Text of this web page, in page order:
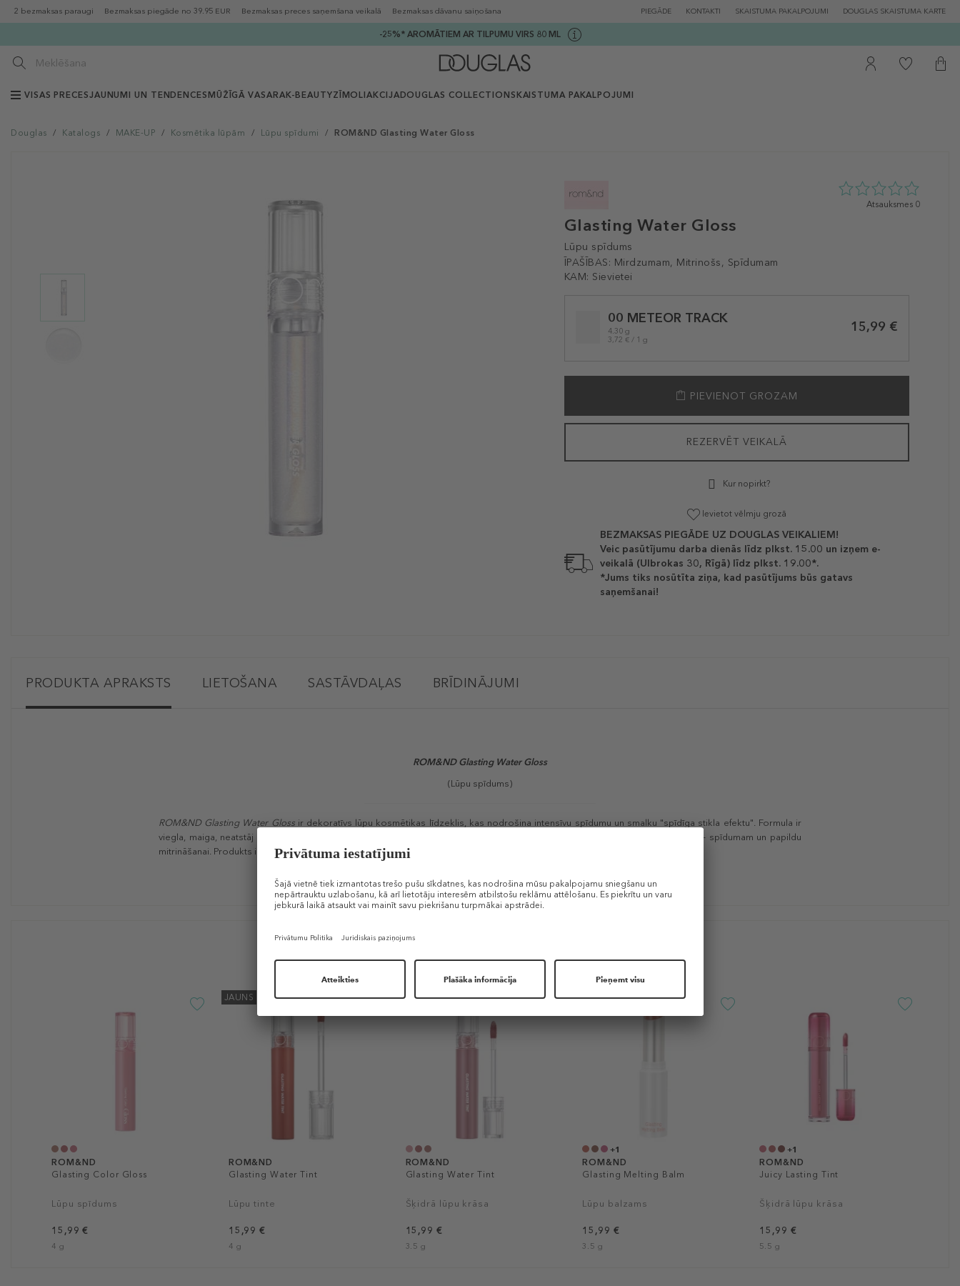
2 bezmaksas paraugi Bezmaksas piegāde no 39.95 EUR Bezmaksas preces saņemšana veikalā Bezmaksas dāvanu saiņošana PIEGĀDE KONTAKTI SKAISTUMA PAKALPOJUMI DOUGLAS SKAISTUMA KARTE
-25%* AROMĀTIEM AR TILPUMU VIRS 80 ML
VISAS PRECESJAUNUMI UN TENDENCES MŪŽĪGĀ VASARAK-BEAUTYZĪMOLIAKCIJADOUGLAS COLLECTION SKAISTUMA PAKALPOJUMI
Douglas / Katalogs / MAKE-UP / Kosmētika lūpām / Lūpu spīdumi / ROM&ND Glasting Water Gloss
Glasting Water Gloss
Lūpu spīdums
ĪPAŠĪBAS: Mirdzumam, Mitrinošs, Spīdumam
KAM: Sievietei
0
Atsauksmes 0
variation00 METEOR TRACK
4.30 g
3,72 € / 1 g
15,99 €
PIEVIENOT GROZAM
REZERVĒT VEIKALĀ
Kur nopirkt?
Ievietot vēlmju grozā
BEZMAKSAS PIEGĀDE UZ DOUGLAS VEIKALIEM!
Veic pasūtījumu darba dienās līdz plkst. 15.00 un izņem e-
veikalā (Ulbrokas 30, Rīgā) līdz plkst. 19.00*.
*Jums tiks nosūtīta ziņa, kad pasūtījums būs gatavs
saņemšanai!
PRODUKTA APRAKSTS LIETOŠANA SASTĀVDAĻAS BRĪDINĀJUMI
ROM&ND Glasting Water Gloss
(Lūpu spīdums)
ROM&ND Glasting Water Glossir dekoratīvs lūpu kosmētikas līdzeklis, kas nodrošina intensīvu spīdumu un smalku "spīdīga stikla efektu". Formula ir
viegla, maiga, neatstāj lipīgu sajūtu un ir lieliski piemērota lietošanai atsevišķi vai kopā ar lūpu krāsu, vai pat divām funkcijām - spīdumam un papildu
mitrināšanai. Produkts ir bagātināts ar saldo mandeļu eļļu, kas veicina lūpu komfortu.
Līdzīgi produkti
ROM&ND
Glasting Color Gloss
Lūpu spīdums
15,99 €
4 g
JAUNS
ROM&ND
Glasting Water Tint
Lūpu tinte
15,99 €
4 g
ROM&ND
Glasting Water Tint
Šķidrā lūpu krāsa
15,99 €
3.5 g
+1
ROM&ND
Glasting Melting Balm
Lūpu balzams
15,99 €
3.5 g
+1
ROM&ND
Juicy Lasting Tint
Šķidrā lūpu krāsa
15,99 €
5.5 g